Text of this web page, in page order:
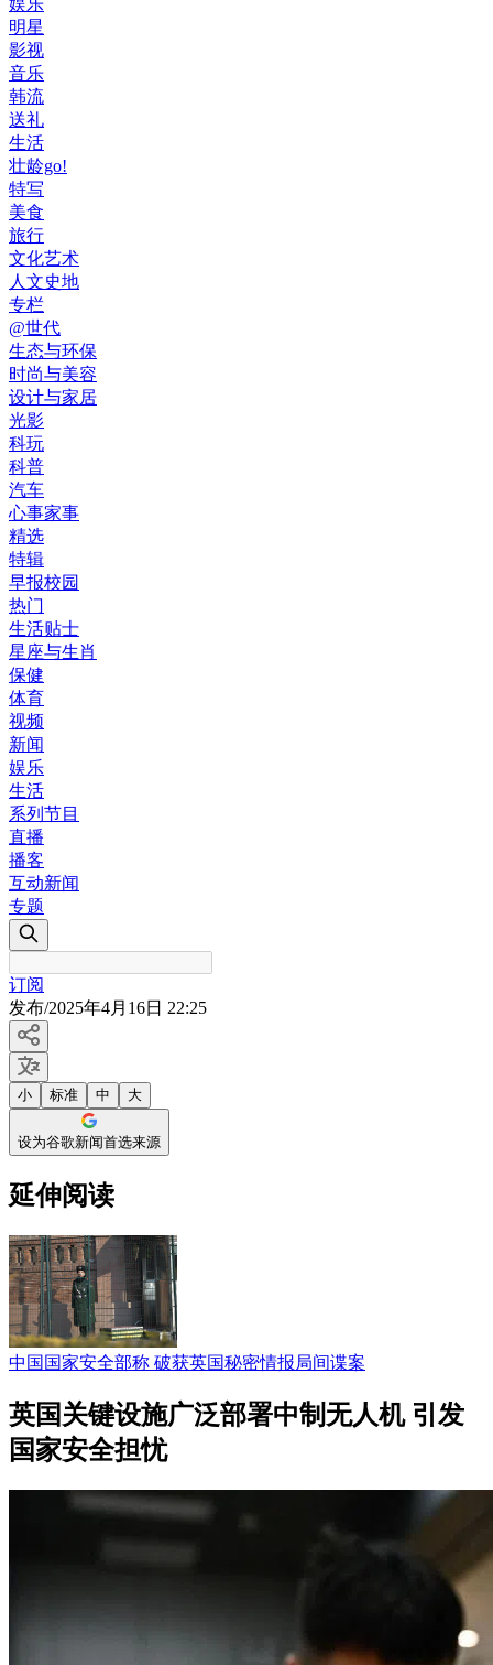
娱乐
明星
影视
音乐
韩流
送礼
生活
壮龄go!
特写
美食
旅行
文化艺术
人文史地
专栏
@世代
生态与环保
时尚与美容
设计与家居
光影
科玩
科普
汽车
心事家事
精选
特辑
早报校园
热门
生活贴士
星座与生肖
保健
体育
视频
新闻
娱乐
生活
系列节目
直播
播客
互动新闻
专题
订阅
发布/2025年4月16日 22:25
小 标准 中 大
设为谷歌新闻首选来源
延伸阅读
中国国家安全部称 破获英国秘密情报局间谍案
英国关键设施广泛部署中制无人机 引发
国家安全担忧